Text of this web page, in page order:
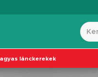
agyas lánckerekek